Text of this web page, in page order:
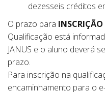
dezesseis créditos
O prazo para INSCRIÇÃO
Qualificação está
JANUS e o aluno deverá
prazo.
Para inscrição na
encaminhamento para o